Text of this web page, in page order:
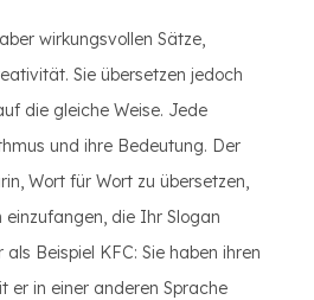
wirkungsvollen Sätze,
Sie übersetzen jedoch
die gleiche Weise. Jede
und ihre Bedeutung. Der
Wort für Wort zu übersetzen,
die Ihr Slogan
Beispiel KFC: Sie haben ihren
er in einer anderen Sprache